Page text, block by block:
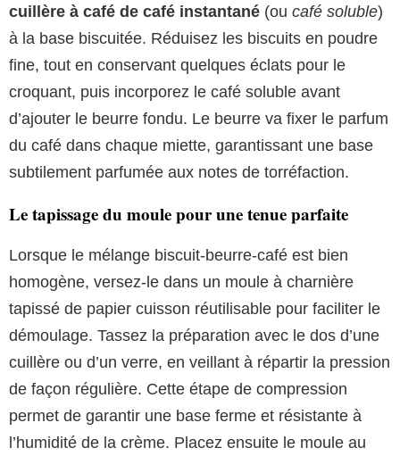
cuillère à café de café instantané (ou café soluble)
à la base biscuitée. Réduisez les biscuits en poudre
fine, tout en conservant quelques éclats pour le
croquant, puis incorporez le café soluble avant
d’ajouter le beurre fondu. Le beurre va fixer le parfum
du café dans chaque miette, garantissant une base
subtilement parfumée aux notes de torréfaction.
Le tapissage du moule pour une tenue parfaite
Lorsque le mélange biscuit-beurre-café est bien
homogène, versez-le dans un moule à charnière
tapissé de papier cuisson réutilisable pour faciliter le
démoulage. Tassez la préparation avec le dos d’une
cuillère ou d’un verre, en veillant à répartir la pression
de façon régulière. Cette étape de compression
permet de garantir une base ferme et résistante à
l’humidité de la crème. Placez ensuite le moule au